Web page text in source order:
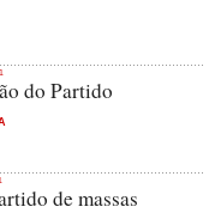
do Partido
de massas